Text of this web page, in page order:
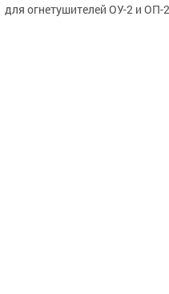
для огнетушителей ОУ-2 и ОП-2